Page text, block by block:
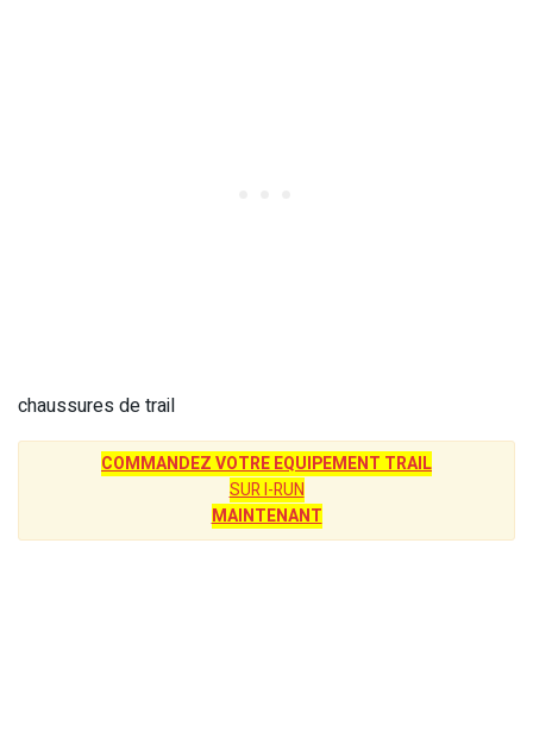
chaussures de trail
COMMANDEZ VOTRE EQUIPEMENT TRAIL
SUR I-RUN
MAINTENANT